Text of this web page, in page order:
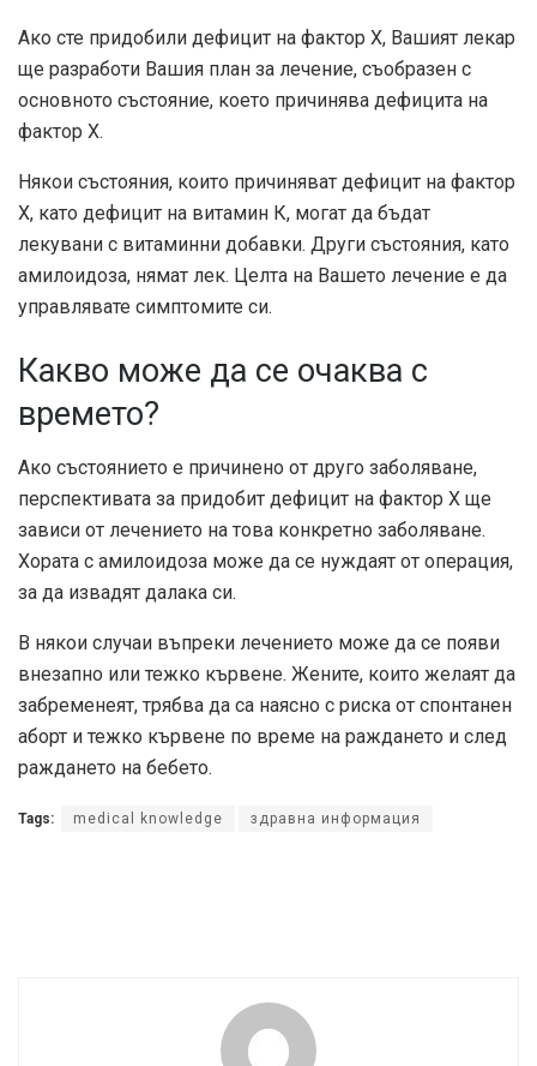
Ако сте придобили дефицит на фактор Х, Вашият лекар
ще разработи Вашия план за лечение, съобразен с
основното състояние, което причинява дефицита на
фактор Х.
Някои състояния, които причиняват дефицит на фактор
X, като дефицит на витамин К, могат да бъдат
лекувани с витаминни добавки. Други състояния, като
амилоидоза, нямат лек. Целта на Вашето лечение е да
управлявате симптомите си.
Какво може да се очаква с
времето?
Ако състоянието е причинено от друго заболяване,
перспективата за придобит дефицит на фактор Х ще
зависи от лечението на това конкретно заболяване.
Хората с амилоидоза може да се нуждаят от операция,
за да извадят далака си.
В някои случаи въпреки лечението може да се появи
внезапно или тежко кървене. Жените, които желаят да
забременеят, трябва да са наясно с риска от спонтанен
аборт и тежко кървене по време на раждането и след
раждането на бебето.
Tags: medical knowledge здравна информация